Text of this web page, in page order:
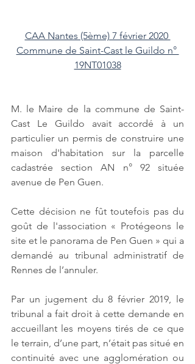
CAA Nantes (5ème) 7 février 2020
Commune de Saint-Cast le Guildo n°
19NT01038
M. le Maire de la commune de Saint-
Cast Le Guildo avait accordé à un
particulier un permis de construire une
maison d'habitation sur la parcelle
cadastrée section AN n° 92 située
avenue de Pen Guen.
Cette décision ne fût toutefois pas du
goût de l'association « Protégeons le
site et le panorama de Pen Guen » qui a
demandé au tribunal administratif de
Rennes de l’annuler.
Par un jugement du 8 février 2019, le
tribunal a fait droit à cette demande en
accueillant les moyens tirés de ce que
le terrain, d’une part, n’était pas situé en
continuité avec une agglomération ou